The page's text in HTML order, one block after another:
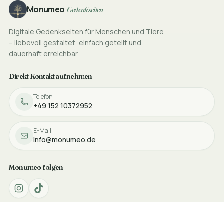
FooterMonumeo Gedenkseiten
Digitale Gedenkseiten für Menschen und Tiere
– liebevoll gestaltet, einfach geteilt und
dauerhaft erreichbar.
Direkt Kontakt aufnehmen
Telefon
+49 152 10372952
E-Mail
info@monumeo.de
Monumeo folgen